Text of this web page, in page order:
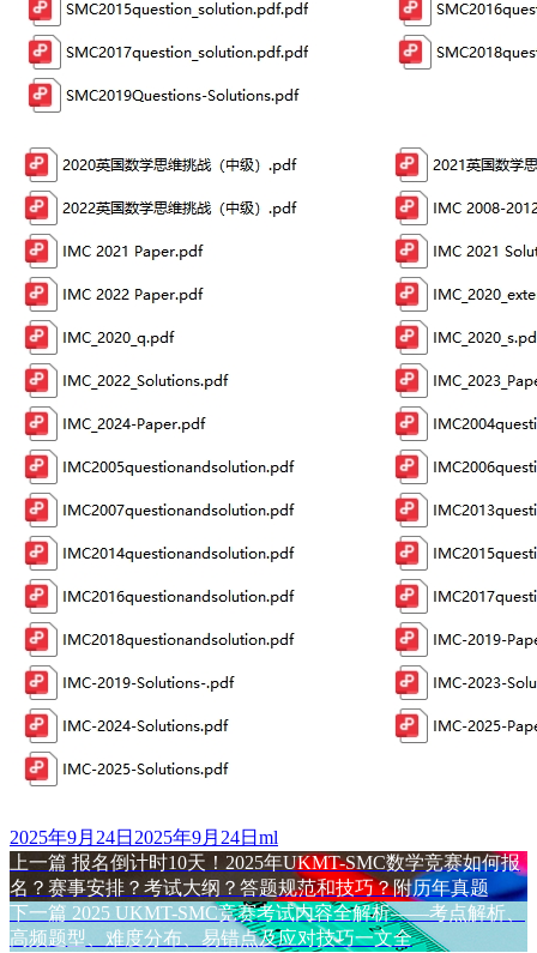
发
布
于
2025年9月24日 2025年9月24日 作
者
ml
文
章
导
上一篇 上
篇
文
章：
报名倒计时10天！2025年UKMT-SMC数学竞赛如何报
名？赛事安排？考试大纲？答题规范和技巧？附历年真题
下一篇 下
篇
2025 UKMT-SMC竞赛考试内容全解析——考点解析、
高频题型、难度分布、易错点及应对技巧一文全